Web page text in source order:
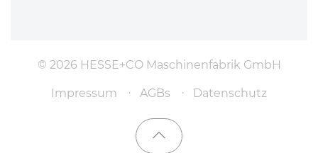
© 2026 HESSE+CO Maschinenfabrik GmbH
Impressum AGBs Datenschutz